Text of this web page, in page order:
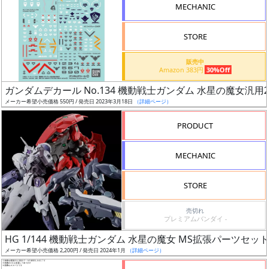
シ
リ
ー
ル
状
況
MECHANIC
STORE
販売中
Amazon 383円 30%Off
ガンダムデカール No.134 機動戦士ガンダム 水星の魔女汎用
メーカー希望小売価格 550円 / 発売日 2023年3月18日 （詳細ページ）
PRODUCT
MECHANIC
STORE
売切れ
プレミアムバンダイ -
HG 1/144 機動戦士ガンダム 水星の魔女 MS拡張パーツセッ
メーカー希望小売価格 2,200円 / 発売日 2024年1月 （詳細ページ）